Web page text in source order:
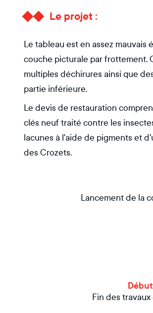
Le projet :
Le tableau est en assez mauvais
couche picturale par frottement.
multiples déchirures ainsi que
partie inférieure.
Le devis de restauration
clés neuf traité contre les
lacunes à l'aide de pigments et
des Crozets.
Lancement de la
Fin des